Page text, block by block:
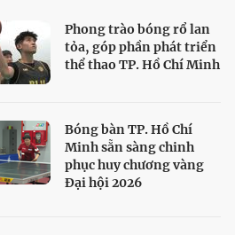
Phong trào bóng rổ lan
tỏa, góp phần phát triển
thể thao TP. Hồ Chí Minh
Bóng bàn TP. Hồ Chí
Minh sẵn sàng chinh
phục huy chương vàng
Đại hội 2026